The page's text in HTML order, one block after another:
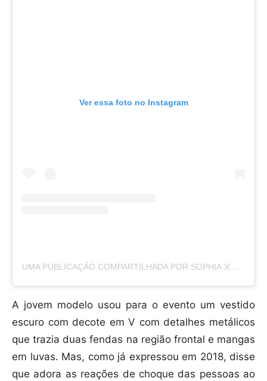
Ver essa foto no Instagram
UMA PUBLICAÇÃO COMPARTILHADA POR SOPHIA ☠️🧿 (@SOPHIAHADJIPANTELI)
A jovem modelo usou para o evento um vestido
escuro com decote em V com detalhes metálicos
que trazia duas fendas na região frontal e mangas
em luvas. Mas, como já expressou em 2018, disse
que adora as reações de choque das pessoas ao